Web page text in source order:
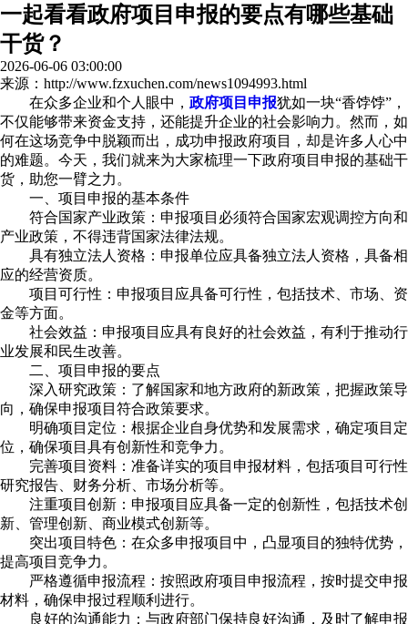
一起看看政府项目申报的要点有哪些基础
干货？
2026-06-06 03:00:00
来源：http://www.fzxuchen.com/news1094993.html
在众多企业和个人眼中， 政府项目申报犹如一块“香饽饽”，
不仅能够带来资金支持，还能提升企业的社会影响力。然而，如
何在这场竞争中脱颖而出，成功申报政府项目，却是许多人心中
的难题。今天，我们就来为大家梳理一下政府项目申报的基础干
货，助您一臂之力。
一、项目申报的基本条件
符合国家产业政策：申报项目必须符合国家宏观调控方向和
产业政策，不得违背国家法律法规。
具有独立法人资格：申报单位应具备独立法人资格，具备相
应的经营资质。
项目可行性：申报项目应具备可行性，包括技术、市场、资
金等方面。
社会效益：申报项目应具有良好的社会效益，有利于推动行
业发展和民生改善。
二、项目申报的要点
深入研究政策：了解国家和地方政府的新政策，把握政策导
向，确保申报项目符合政策要求。
明确项目定位：根据企业自身优势和发展需求，确定项目定
位，确保项目具有创新性和竞争力。
完善项目资料：准备详实的项目申报材料，包括项目可行性
研究报告、财务分析、市场分析等。
注重项目创新：申报项目应具备一定的创新性，包括技术创
新、管理创新、商业模式创新等。
突出项目特色：在众多申报项目中，凸显项目的独特优势，
提高项目竞争力。
严格遵循申报流程：按照政府项目申报流程，按时提交申报
材料，确保申报过程顺利进行。
良好的沟通能力：与政府部门保持良好沟通，及时了解申报